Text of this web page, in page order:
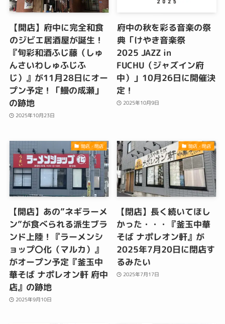
【開店】府中に完全和食
のジビエ居酒屋が誕生！
『旬彩和酒ふじ藤（しゅ
んさいわしゅふじふ
じ）』が11月28日にオー
プン予定！「鰻の成瀬」
の跡地
2025年10月23日
府中の秋を彩る音楽の祭
典「けやき音楽祭
2025 JAZZ in
FUCHU（ジャズイン府
中）」10月26日に開催決
定！
2025年10月9日
開店・閉店
【開店】あの”ネギラーメ
ン”が食べられる派生ブラ
ンド上陸！『ラーメンシ
ョップ〇化（マルカ）』
がオープン予定『釜玉中
華そば ナポレオン軒 府中
店』の跡地
2025年9月10日
開店・閉店
【閉店】長く続いてほし
かった・・・『釜玉中華
そば ナポレオン軒』が
2025年7月20日に閉店す
るみたい
2025年7月17日